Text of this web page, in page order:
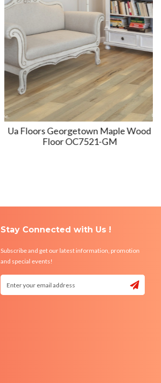
Ua Floors Georgetown Maple Wood
Floor OC7521-GM
Stay Connected with Us !
Subscribe and get our latest information, promotion
and special events!